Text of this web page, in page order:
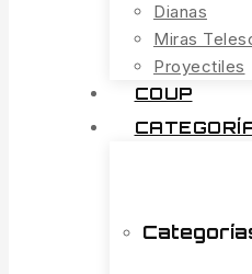
Dianas
Miras
Proyectiles
COUP